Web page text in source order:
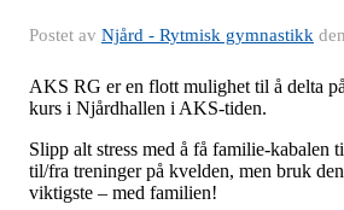
Postet av Njård - Rytmisk gymnastikk den
AKS RG er en flott mulighet til å delta
kurs i Njårdhallen i AKS-tiden.
Slipp alt stress med å få familie-kabalen
til/fra treninger på kvelden, men bruk
viktigste – med familien!